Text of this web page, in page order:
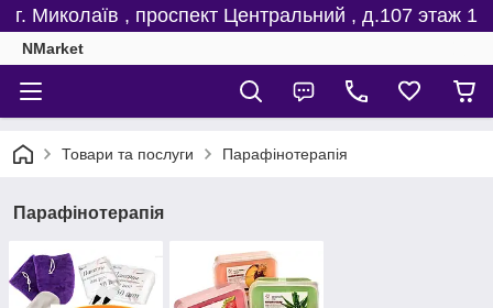
г. Миколаїв , проспект Центральний , д.107 этаж 1
NMarket
Товари та послуги Парафінотерапія
Парафінотерапія